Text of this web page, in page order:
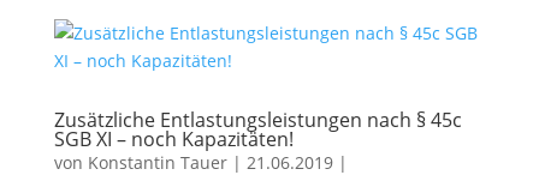
Zusätzliche Entlastungsleistungen nach § 45c
SGB XI – noch Kapazitäten!
von Konstantin Tauer| 21.06.2019|